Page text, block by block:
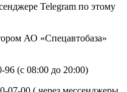
Telegram по этому
АО «Спецавтобаза»
96 (с 08:00 до 20:00)